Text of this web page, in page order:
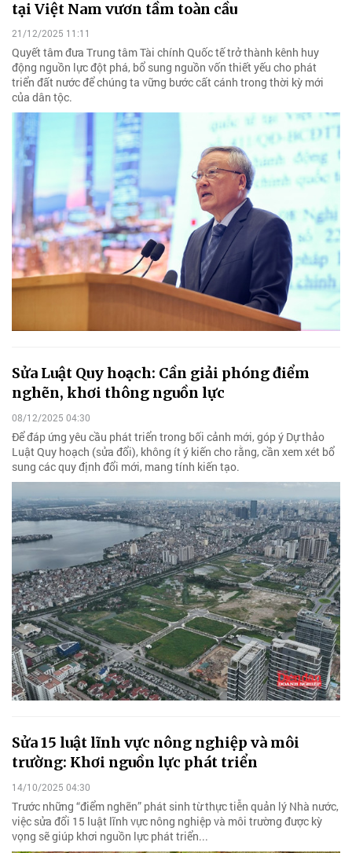
tại Việt Nam vươn tầm toàn cầu
21/12/2025 11:11
Quyết tâm đưa Trung tâm Tài chính Quốc tế trở thành kênh huy
động nguồn lực đột phá, bổ sung nguồn vốn thiết yếu cho phát
triển đất nước để chúng ta vững bước cất cánh trong thời kỳ mới
của dân tộc.
Sửa Luật Quy hoạch: Cần giải phóng điểm
nghẽn, khơi thông nguồn lực
08/12/2025 04:30
Để đáp ứng yêu cầu phát triển trong bối cảnh mới, góp ý Dự thảo
Luật Quy hoạch (sửa đổi), không ít ý kiến cho rằng, cần xem xét bổ
sung các quy định đổi mới, mang tính kiến tạo.
Sửa 15 luật lĩnh vực nông nghiệp và môi
trường: Khơi nguồn lực phát triển
14/10/2025 04:30
Trước những “điểm nghẽn” phát sinh từ thực tiễn quản lý Nhà nước,
việc sửa đổi 15 luật lĩnh vực nông nghiệp và môi trường được kỳ
vọng sẽ giúp khơi nguồn lực phát triển...